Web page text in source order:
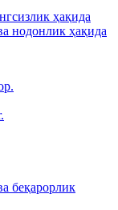
ҳақида
нодонлик ҳақида
беқарорлик